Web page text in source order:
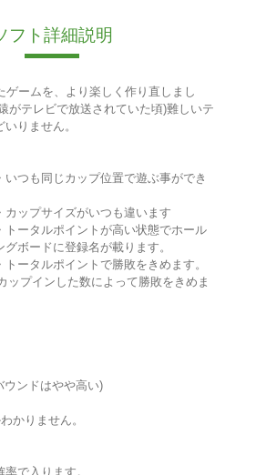
フト詳細説明
ゲームを、より楽しく作り直しまし
がテレビで放送されていた頃)難しいテ
りません。
も同じカップ位置で遊ぶ事ができ
カップサイズがいつも違います
ータルポイントが高い状態でホール
ボードに登録名が載ります。
ータルポイントで勝敗をきめます。
プインした数によって勝敗をきめま
ウンドはやや高い)
かりません。
で入ります。